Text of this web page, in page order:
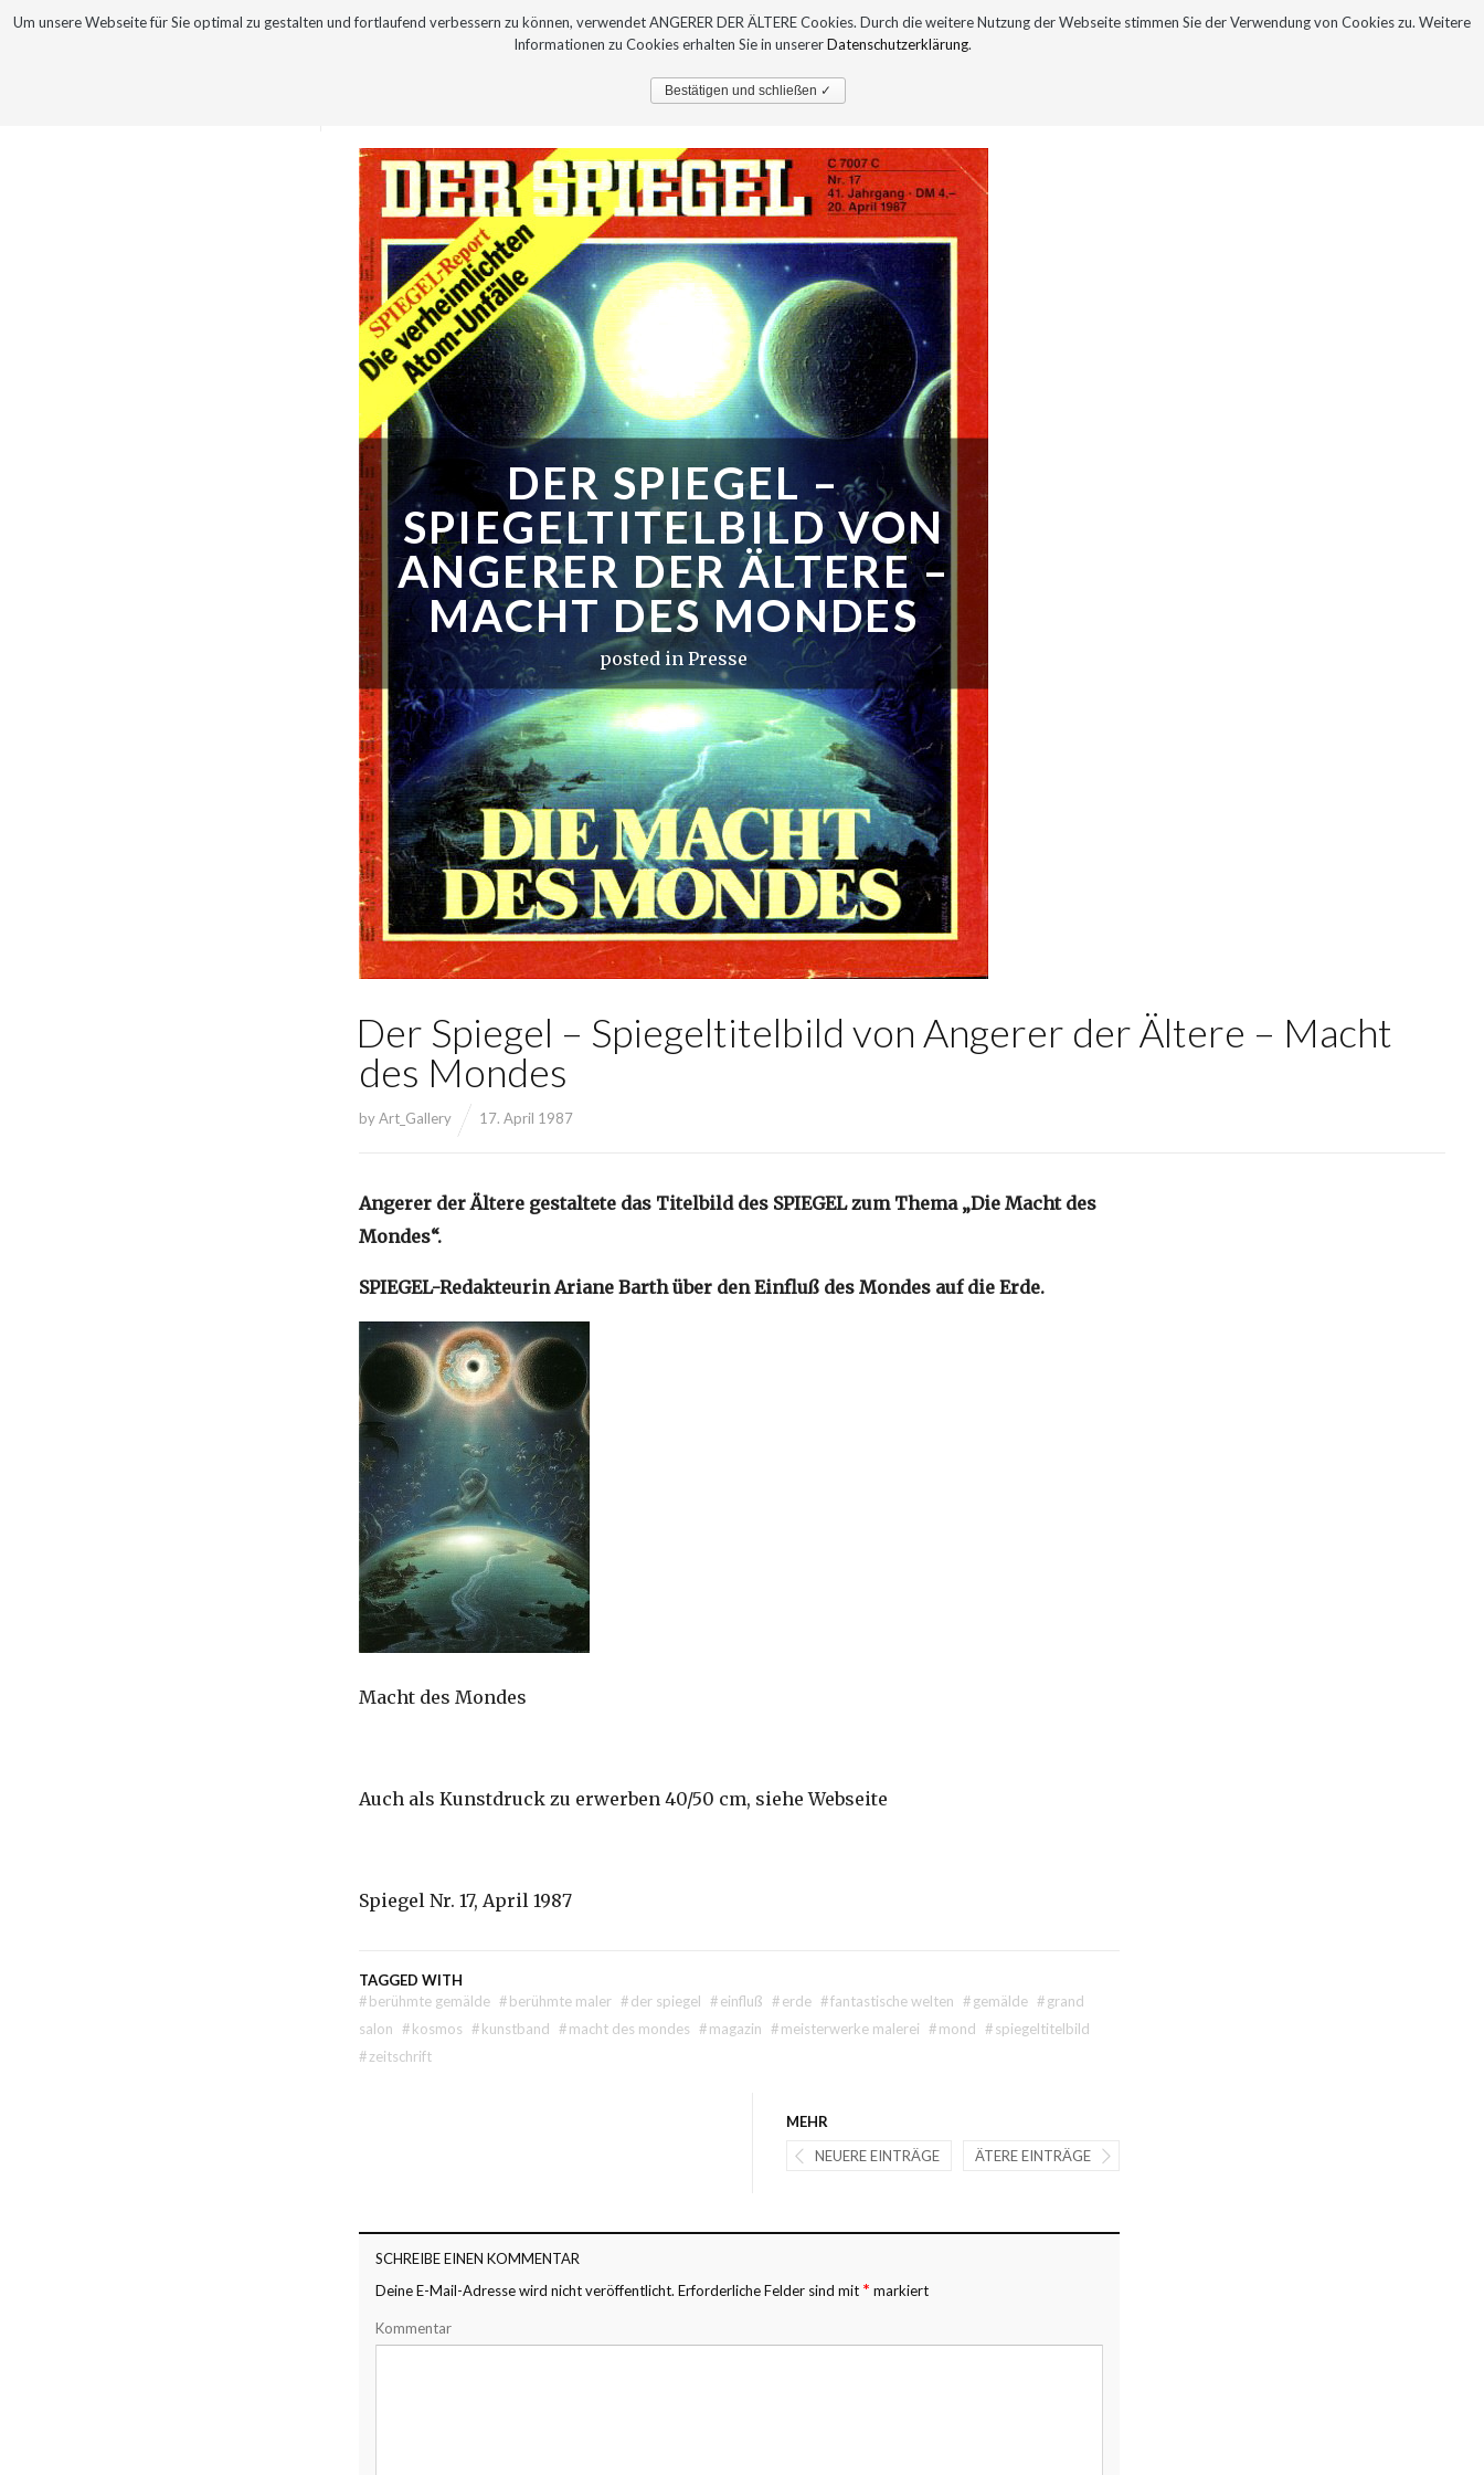
DER SPIEGEL –
SPIEGELTITELBILD VON
ANGERER DER ÄLTERE –
MACHT DES MONDES
posted in Presse
Der Spiegel – Spiegeltitelbild von Angerer der Ältere – Macht
des Mondes
byArt_Gallery 17. April 1987
Angerer der Ältere gestaltete das Titelbild des SPIEGEL zum Thema „Die Macht des
Mondes“.
SPIEGEL-Redakteurin Ariane Barth über den Einfluß des Mondes auf die Erde.
Macht des Mondes
Auch als Kunstdruck zu erwerben 40/50 cm, siehe Webseite
Spiegel Nr. 17, April 1987
TAGGED WITH
#berühmte gemälde #berühmte maler #der spiegel #einfluß #erde #fantastische welten #gemälde #grand
salon #kosmos #kunstband #macht des mondes #magazin #meisterwerke malerei #mond #spiegeltitelbild
#zeitschrift
MEHR
ÄTERE EINTRÄGE
NEUERE EINTRÄGE
SCHREIBE EINEN KOMMENTAR
Deine E-Mail-Adresse wird nicht veröffentlicht. Erforderliche Felder sind mit * markiert
Kommentar
Um unsere Webseite für Sie optimal zu gestalten und fortlaufend verbessern zu können, verwendet ANGERER DER ÄLTERE Cookies. Durch die weitere Nutzung der Webseite stimmen Sie der Verwendung von Cookies zu. Weitere
Informationen zu Cookies erhalten Sie in unsererDatenschutzerklärung.
Bestätigen und schließen ✓